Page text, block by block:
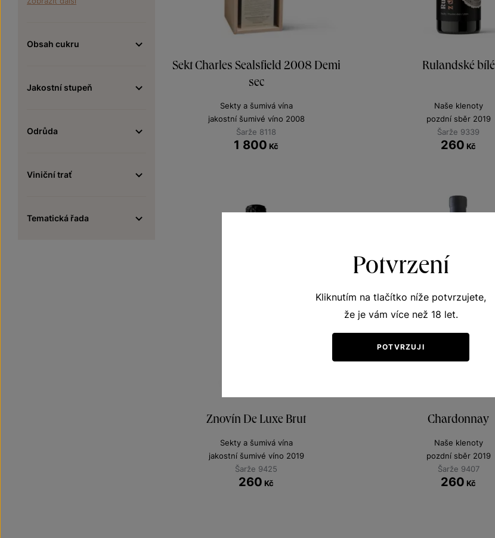
Obsah cukru
Jakostní stupeň
Odrůda
Viniční trať
Tematická řada
Sekt Charles Sealsfield 2008 Demi
sec
Sekty a šumivá vína
jakostní šumivé víno 2008
Šarže 8118
1 800 Kč
Rulandské bílé
Naše klenoty
pozdní sběr 2019
Šarže 9339
260 Kč
Znovín De Luxe Brut
Sekty a šumivá vína
jakostní šumivé víno 2019
Šarže 9425
260 Kč
Chardonnay
Naše klenoty
pozdní sběr 2019
Šarže 9407
260 Kč
Potvrzení
Kliknutím na tlačítko níže potvrzujete,
že je vám více než 18 let.
POTVRZUJI